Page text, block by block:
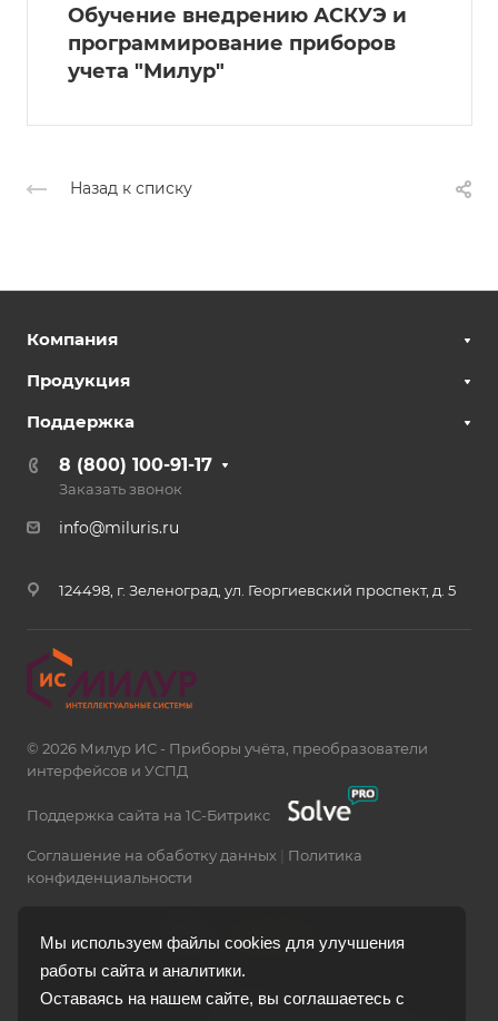
Обучение внедрению АСКУЭ и
программирование приборов
учета "Милур"
Назад к списку
Компания
Продукция
Поддержка
8 (800) 100-91-17
Заказать звонок
info@miluris.ru
124498, г. Зеленоград, ул. Георгиевский проспект, д. 5
© 2026 Милур ИС - Приборы учёта, преобразователи
интерфейсов и УСПД
Поддержка сайта на 1С-Битрикс
Соглашение на обаботку данных
Политика
конфиденциальности
109387, г. Москва, ул.
Мы используем файлы cookies для улучшения
работы сайта и аналитики.
Оставаясь на нашем сайте, вы соглашаетесь с